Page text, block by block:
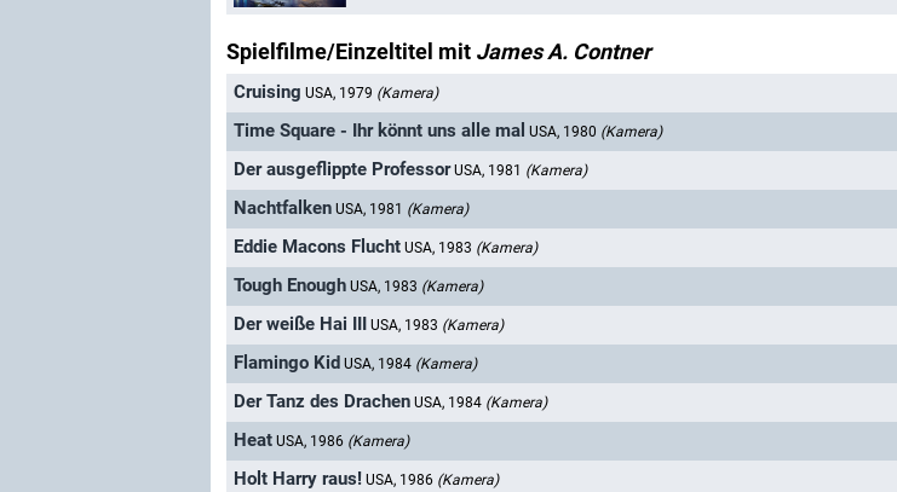
Spielfilme/Einzeltitel mit James A. Contner
Cruising USA, 1979 (Kamera)
Time Square - Ihr könnt uns alle mal USA, 1980 (Kamera)
Der ausgeflippte Professor USA, 1981 (Kamera)
Nachtfalken USA, 1981 (Kamera)
Eddie Macons Flucht USA, 1983 (Kamera)
Tough Enough USA, 1983 (Kamera)
Der weiße Hai III USA, 1983 (Kamera)
Flamingo Kid USA, 1984 (Kamera)
Der Tanz des Drachen USA, 1984 (Kamera)
Heat USA, 1986 (Kamera)
Holt Harry raus! USA, 1986 (Kamera)